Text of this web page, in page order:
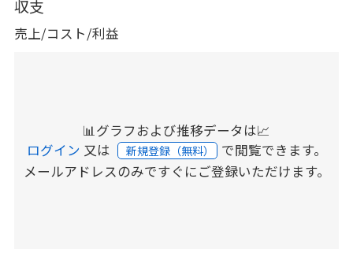
収支
売上/コスト/利益
📊グラフおよび推移データは📈
ログイン 又は 新規登録（無料） で閲覧できます。
メールアドレスのみですぐにご登録いただけます。